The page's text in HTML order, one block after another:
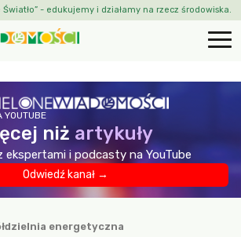
- edukujemy i działamy na rzecz środowiska.
YOUTUBE
niż artykuły
ekspertami i podcasty na YouTube
Odwiedź kanał →
energetyczna